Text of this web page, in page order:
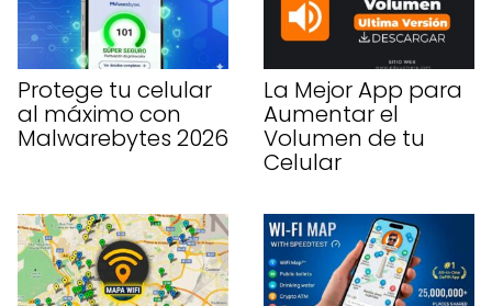
Protege tu celular
al máximo con
Malwarebytes 2026
La Mejor App para
Aumentar el
Volumen de tu
Celular